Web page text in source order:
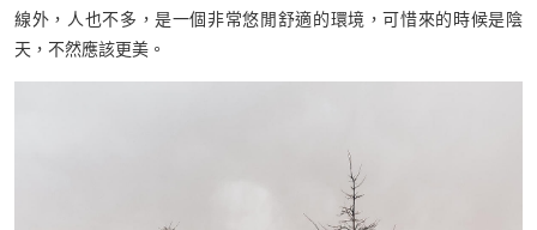
線外，人也不多，是一個非常悠閒舒適的環境，可惜來的時候是陰
天，不然應該更美。